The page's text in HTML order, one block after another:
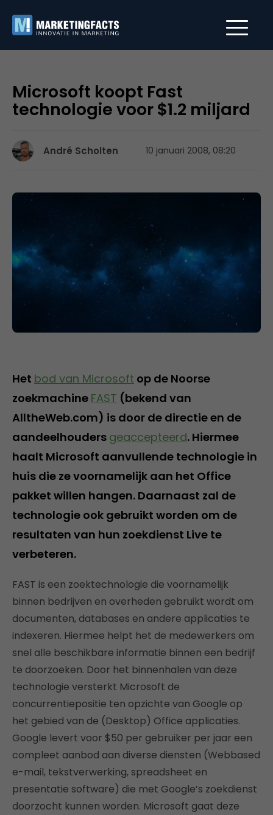
Microsoft koopt Fast
technologie voor $1.2 miljard
André Scholten 10 januari 2008, 08:20
Het bod van Microsoft op de Noorse
zoekmachine FAST (bekend van
AlltheWeb.com) is door de directie en de
aandeelhouders geaccepteerd. Hiermee
haalt Microsoft aanvullende technologie in
huis die ze voornamelijk aan het Office
pakket willen hangen. Daarnaast zal de
technologie ook gebruikt worden om de
resultaten van hun zoekdienst Live te
verbeteren.
FAST is een zoektechnologie die voornamelijk
binnen bedrijven en overheden gebruikt wordt om
documenten, databases en andere applicaties te
indexeren. Hiermee helpt het de medewerkers om
snel alle beschikbare informatie binnen een bedrijf
te doorzoeken. Door het binnenhalen van deze
technologie versterkt Microsoft de
concurrentiepositie ten opzichte van Google op
het gebied van de (Desktop) Office applicaties.
Google levert voor $50 per gebruiker per jaar een
compleet aanbod aan diverse diensten (Webbased
e-mail, tekstverwerking, spreadsheet en
presentatie software) die met Google’s zoekdienst
doorzocht kunnen worden. Microsoft gaat deze